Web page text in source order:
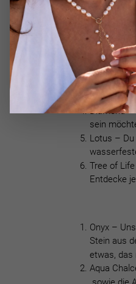
Coin –
Moon –
Roségold
Triangle –
sich für ein
Diamond –
sein
Lotus –
Tree of
Entdecke
Onyx –
Stein aus
etwas, das
Aqua